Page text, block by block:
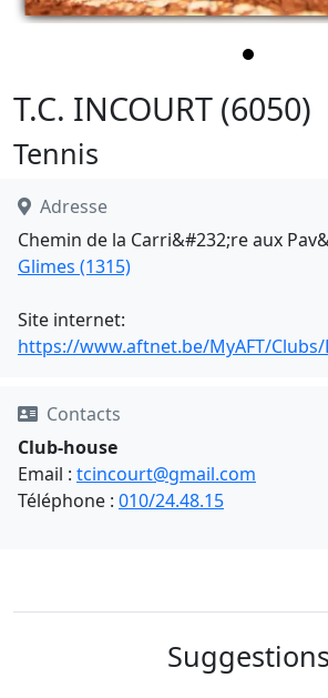
T.C. INCOURT (6050)
Tennis
Adresse
Chemin de la Carri&#232;re aux
Glimes (1315)
Site internet:
https://www.aftnet.be/MyAFT/
Contacts
Club-house
Email : tcincourt@gmail.com
Téléphone : 010/24.48.15
Suggestions